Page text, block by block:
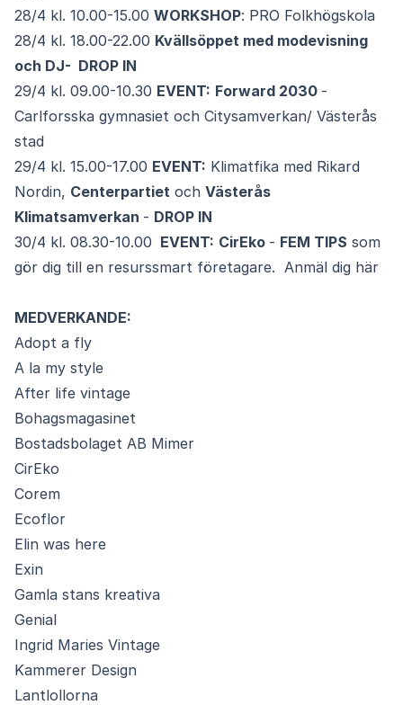
28/4 kl. 10.00-15.00 WORKSHOP: PRO Folkhögskola
28/4 kl. 18.00-22.00 Kvällsöppet med modevisning
och DJ- DROP IN
29/4 kl. 09.00-10.30 EVENT: Forward 2030 -
Carlforsska gymnasiet och Citysamverkan/ Västerås
stad
29/4 kl. 15.00-17.00 EVENT: Klimatfika med Rikard
Nordin, Centerpartiet och Västerås
Klimatsamverkan - DROP IN
30/4 kl. 08.30-10.00 EVENT: CirEko - FEM TIPS som
gör dig till en resurssmart företagare. Anmäl dig här
MEDVERKANDE:
Adopt a fly
A la my style
After life vintage
Bohagsmagasinet
Bostadsbolaget AB Mimer
CirEko
Corem
Ecoflor
Elin was here
Exin
Gamla stans kreativa
Genial
Ingrid Maries Vintage
Kammerer Design
Lantlollorna